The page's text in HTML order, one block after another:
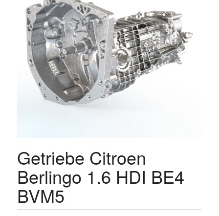
Getriebe Citroen
Berlingo 1.6 HDI BE4
BVM5